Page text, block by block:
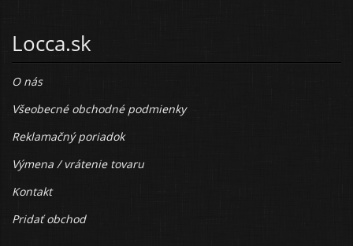
Locca.sk
O nás
Všeobecné obchodné podmienky
Reklamačný poriadok
Výmena / vrátenie tovaru
Kontakt
Pridať obchod